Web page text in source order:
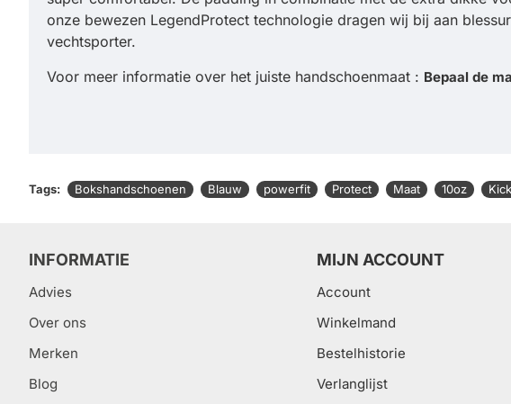
onze bewezen LegendProtect technologie dragen wij bij aan
vechtsporter.
Voor meer informatie over het juiste handschoenmaat : Bepaal de
Tags: Bokshandschoenen Blauw powerfit Protect Maat 10oz
INFORMATIE
Advies
Over ons
Merken
Blog
MIJN ACCOUNT
Account
Winkelmand
Bestelhistorie
Verlanglijst